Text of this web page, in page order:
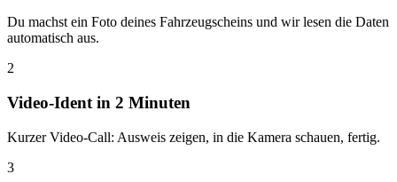
Du machst ein Foto deines Fahrzeugscheins und wir lesen die Daten
automatisch aus.
2
Video-Ident in 2 Minuten
Kurzer Video-Call: Ausweis zeigen, in die Kamera schauen, fertig.
3